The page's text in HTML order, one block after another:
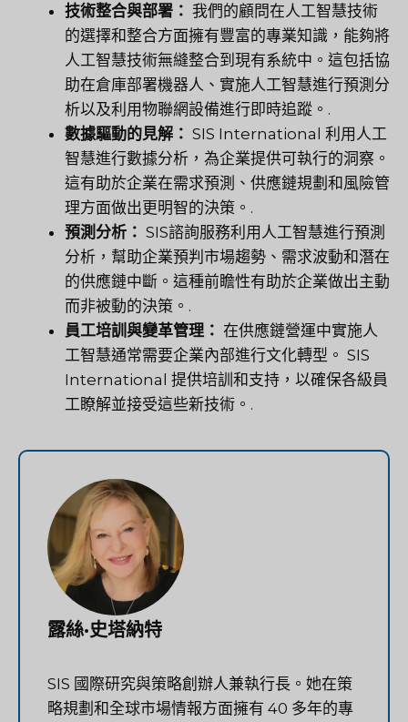
技術整合與部署： 我們的顧問在人工智慧技術
的選擇和整合方面擁有豐富的專業知識，能夠將
人工智慧技術無縫整合到現有系統中。這包括協
助在倉庫部署機器人、實施人工智慧進行預測分
析以及利用物聯網設備進行即時追蹤。.
數據驅動的見解： SIS International 利用人工
智慧進行數據分析，為企業提供可執行的洞察。
這有助於企業在需求預測、供應鏈規劃和風險管
理方面做出更明智的決策。.
預測分析： SIS諮詢服務利用人工智慧進行預測
分析，幫助企業預判市場趨勢、需求波動和潛在
的供應鏈中斷。這種前瞻性有助於企業做出主動
而非被動的決策。.
員工培訓與變革管理： 在供應鏈營運中實施人
工智慧通常需要企業內部進行文化轉型。 SIS
International 提供培訓和支持，以確保各級員
工瞭解並接受這些新技術。.
露絲·史塔納特
SIS 國際研究與策略創辦人兼執行長。她在策
略規劃和全球市場情報方面擁有 40 多年的專